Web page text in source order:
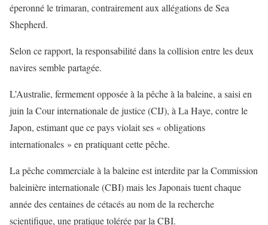
éperonné le trimaran, contrairement aux allégations de Sea
Shepherd.
Selon ce rapport, la responsabilité dans la collision entre les deux
navires semble partagée.
L’Australie, fermement opposée à la pêche à la baleine, a saisi en
juin la Cour internationale de justice (CIJ), à La Haye, contre le
Japon, estimant que ce pays violait ses « obligations
internationales » en pratiquant cette pêche.
La pêche commerciale à la baleine est interdite par la Commission
baleinière internationale (CBI) mais les Japonais tuent chaque
année des centaines de cétacés au nom de la recherche
scientifique, une pratique tolérée par la CBI.